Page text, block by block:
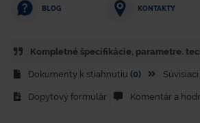
BLOG KONTAKTY
Kompletné špecifikácie, parametre.
Dokumenty k stiahnutiu (0)
Dopytový formulár Komentár a